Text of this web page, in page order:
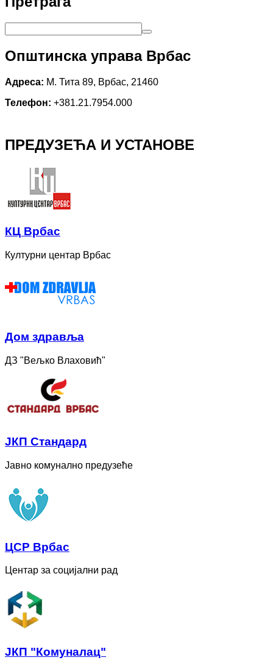
Општинска управа Врбас
Адреса: М. Тита 89, Врбас, 21460
Телефон: +381.21.7954.000
ПРЕДУЗЕЋА И УСТАНОВЕ
КЦ Врбас
Културни центар Врбас
Дом здравља
ДЗ "Вељко Влаховић"
ЈКП Стандард
Јавно комунално предузеће
ЦСР Врбас
Центар за социјални рад
ЈКП "Комуналац"